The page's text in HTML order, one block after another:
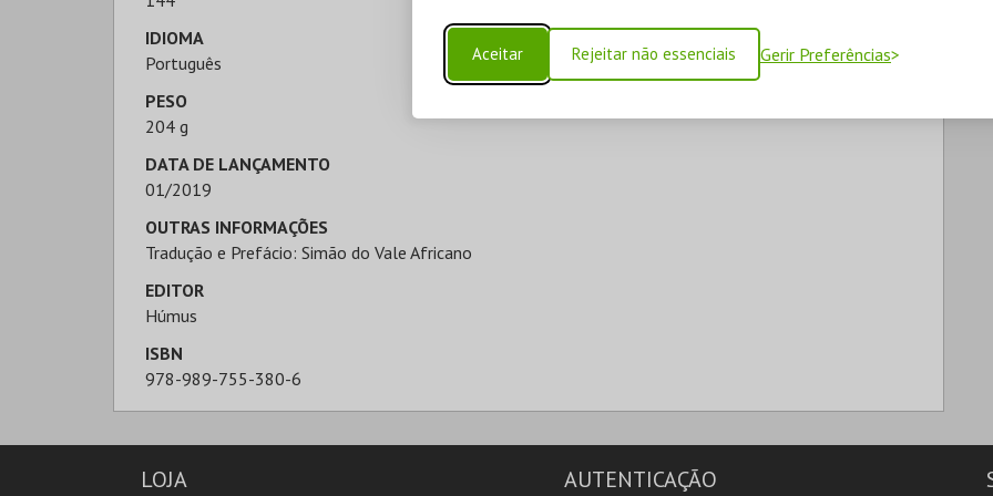
Aceitar Rejeitar não essenciais Gerir Preferências
IDIOMA
Português
PESO
204 g
DATA DE LANÇAMENTO
01/2019
OUTRAS INFORMAÇÕES
Tradução e Prefácio: Simão do Vale Africano
EDITOR
Húmus
ISBN
978-989-755-380-6
LOJA AUTENTICAÇÃO